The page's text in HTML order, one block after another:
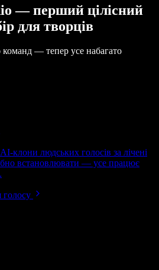
— перший цілісний
для творців
команд — тепер усе набагато
клони людських голосів за лічені
встановлювати — усе працює
голосу